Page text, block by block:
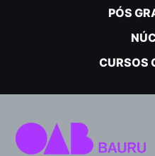
PÓS
CURSOS